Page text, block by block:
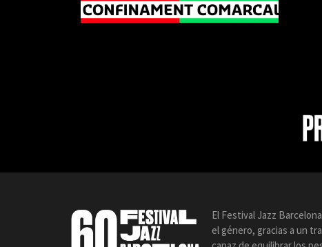
El Festival Jazz
el género, gracias a un